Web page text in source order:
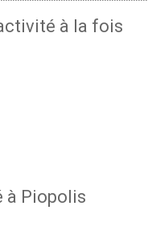
à la fois
à Piopolis